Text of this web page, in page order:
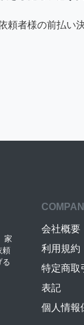
頼者様の前払い
家
頼
る
会社概要
利用規約
特定商取
表記
個人情報